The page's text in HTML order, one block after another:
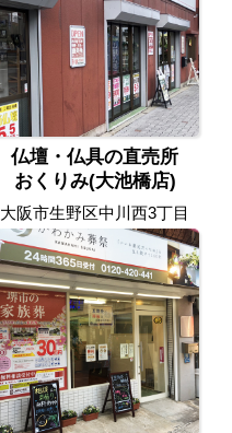
仏壇・仏具の直売所
おくりみ(大池橋店)
大阪市生野区中川西3丁目